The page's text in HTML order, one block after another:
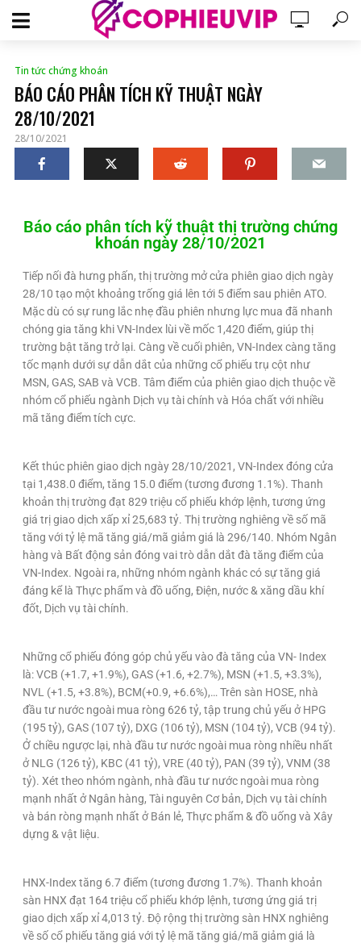
Tin tức chứng khoán
BÁO CÁO PHÂN TÍCH KỸ THUẬT NGÀY
28/10/2021
28/10/2021
Báo cáo phân tích kỹ thuật thị trường chứng
khoán ngày 28/10/2021
Tiếp nối đà hưng phấn, thị trường mở cửa phiên giao dịch ngày
28/10 tạo một khoảng trống giá lên tới 5 điểm sau phiên ATO.
Mặc dù có sự rung lắc nhẹ đầu phiên nhưng lực mua đã nhanh
chóng gia tăng khi VN-Index lùi về mốc 1,420 điểm, giúp thị
trường bật tăng trở lại. Càng về cuối phiên, VN-Index càng tăng
tốc mạnh dưới sự dẫn dắt của những cổ phiếu trụ cột như
MSN, GAS, SAB và VCB. Tâm điểm của phiên giao dịch thuộc về
nhóm cổ phiếu ngành Dịch vụ tài chính và Hóa chất với nhiều
mã tăng điểm tích cực.
Kết thúc phiên giao dịch ngày 28/10/2021, VN-Index đóng cửa
tại 1,438.0 điểm, tăng 15.0 điểm (tương đương 1.1%). Thanh
khoản thị trường đạt 829 triệu cổ phiếu khớp lệnh, tương ứng
giá trị giao dịch xấp xỉ 25,683 tỷ. Thị trường nghiêng về số mã
tăng với tỷ lệ mã tăng giá/mã giảm giá là 296/140. Nhóm Ngân
hàng và Bất động sản đóng vai trò dẫn dắt đà tăng điểm của
VN-Index. Ngoài ra, những nhóm ngành khác có sự tăng giá
đáng kể là Thực phẩm và đồ uống, Điện, nước & xăng dầu khí
đốt, Dịch vụ tài chính.
Những cổ phiếu đóng góp chủ yếu vào đà tăng của VN- Index
là: VCB (+1.7, +1.9%), GAS (+1.6, +2.7%), MSN (+1.5, +3.3%),
NVL (+1.5, +3.8%), BCM(+0.9, +6.6%),… Trên sàn HOSE, nhà
đầu tư nước ngoài mua ròng 626 tỷ, tập trung chủ yếu ở HPG
(195 tỷ), GAS (107 tỷ), DXG (106 tỷ), MSN (104 tỷ), VCB (94 tỷ).
Ở chiều ngược lại, nhà đầu tư nước ngoài mua ròng nhiều nhất
ở NLG (126 tỷ), KBC (41 tỷ), VRE (40 tỷ), PAN (39 tỷ), VNM (38
tỷ). Xét theo nhóm ngành, nhà đầu tư nước ngoài mua ròng
mạnh nhất ở Ngân hàng, Tài nguyên Cơ bản, Dịch vụ tài chính
và bán ròng mạnh nhất ở Bán lẻ, Thực phẩm & đồ uống và Xây
dựng & vật liệu.
HNX-Index tăng 6.7 điểm (tương đương 1.7%). Thanh khoản
sàn HNX đạt 164 triệu cổ phiếu khớp lệnh, tương ứng giá trị
giao dịch xấp xỉ 4,013 tỷ. Độ rộng thị trường sàn HNX nghiêng
về số cổ phiếu tăng giá với tỷ lệ mã tăng giá/mã giảm giá là